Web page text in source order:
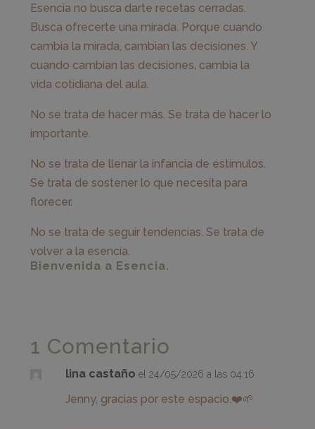
Esencia no busca darte recetas cerradas.
Busca ofrecerte una mirada. Porque cuando
cambia la mirada, cambian las decisiones. Y
cuando cambian las decisiones, cambia la
vida cotidiana del aula.
No se trata de hacer más. Se trata de hacer lo
importante.
No se trata de llenar la infancia de estímulos.
Se trata de sostener lo que necesita para
florecer.
No se trata de seguir tendencias. Se trata de
volver a la esencia.
Bienvenida a Esencia.
1 Comentario
lina castaño el 24/05/2026 a las 04:16
Jenny, gracias por este espacio.❤️🌱